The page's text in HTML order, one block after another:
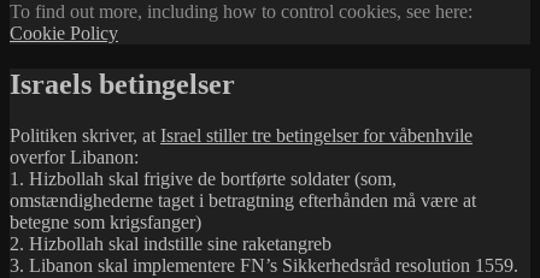
To find out more, including how to control cookies, see here:
Cookie Policy
Israels betingelser
Politiken skriver, at Israel stiller tre betingelser for våbenhvile
overfor Libanon:
1. Hizbollah skal frigive de bortførte soldater (som,
omstændighederne taget i betragtning efterhånden må være at
betegne som krigsfanger)
2. Hizbollah skal indstille sine raketangreb
3. Libanon skal implementere FN’s Sikkerhedsråd resolution 1559.